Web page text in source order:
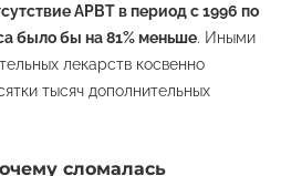
АРВТ в период с 1996 по
было бы на 81% меньше. Иными
лекарств косвенно
тысяч дополнительных
сломалась